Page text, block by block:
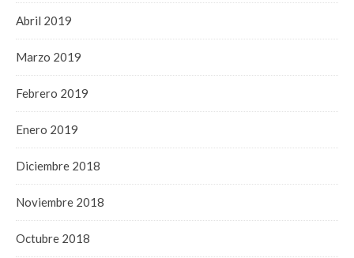
Abril 2019
Marzo 2019
Febrero 2019
Enero 2019
Diciembre 2018
Noviembre 2018
Octubre 2018